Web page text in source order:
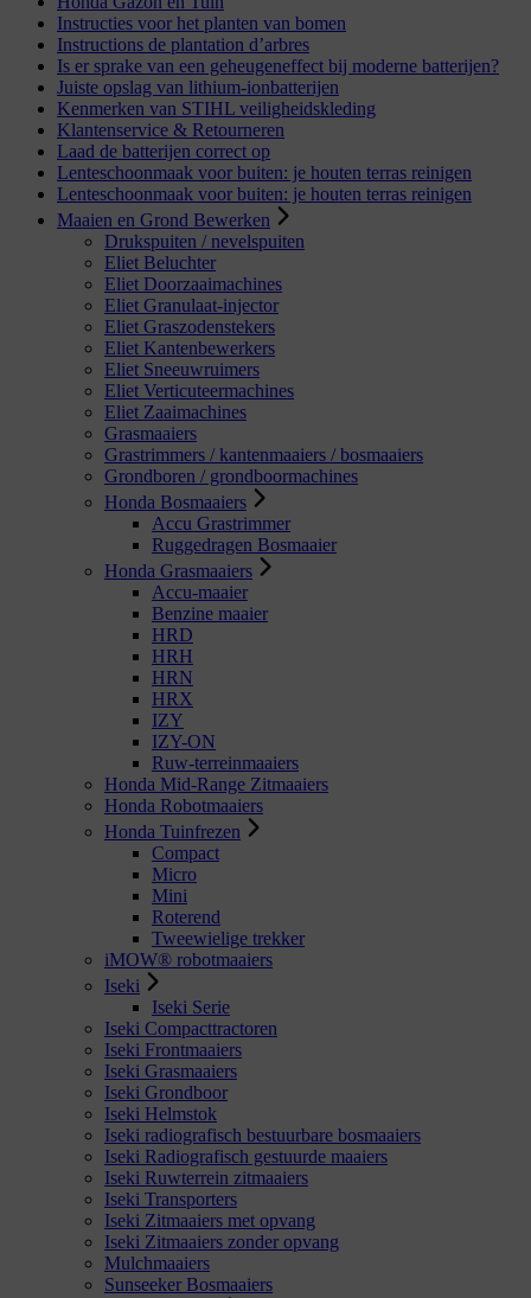
Instructies voor het planten van bomen
Instructions de plantation d’arbres
Is er sprake van een geheugeneffect bij moderne batterijen?
Juiste opslag van lithium-ionbatterijen
Kenmerken van STIHL veiligheidskleding
Klantenservice & Retourneren
Laad de batterijen correct op
Lenteschoonmaak voor buiten: je houten terras reinigen
Lenteschoonmaak voor buiten: je houten terras reinigen
Maaien en Grond Bewerken
Drukspuiten / nevelspuiten
Eliet Beluchter
Eliet Doorzaaimachines
Eliet Granulaat-injector
Eliet Graszodenstekers
Eliet Kantenbewerkers
Eliet Sneeuwruimers
Eliet Verticuteermachines
Eliet Zaaimachines
Grasmaaiers
Grastrimmers / kantenmaaiers / bosmaaiers
Grondboren / grondboormachines
Honda Bosmaaiers
Accu Grastrimmer
Ruggedragen Bosmaaier
Honda Grasmaaiers
Accu-maaier
Benzine maaier
HRD
HRH
HRN
HRX
IZY
IZY-ON
Ruw-terreinmaaiers
Honda Mid-Range Zitmaaiers
Honda Robotmaaiers
Honda Tuinfrezen
Compact
Micro
Mini
Roterend
Tweewielige trekker
iMOW® robotmaaiers
Iseki
Iseki Serie
Iseki Compacttractoren
Iseki Frontmaaiers
Iseki Grasmaaiers
Iseki Grondboor
Iseki Helmstok
Iseki radiografisch bestuurbare bosmaaiers
Iseki Radiografisch gestuurde maaiers
Iseki Ruwterrein zitmaaiers
Iseki Transporters
Iseki Zitmaaiers met opvang
Iseki Zitmaaiers zonder opvang
Mulchmaaiers
Sunseeker Bosmaaiers